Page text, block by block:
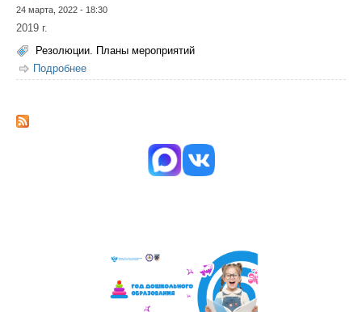
24 марта, 2022 - 18:30
2019 г.
Резолюции. Планы мероприятий
Подробнее
образования «Ориентир на успех каждого: открытые